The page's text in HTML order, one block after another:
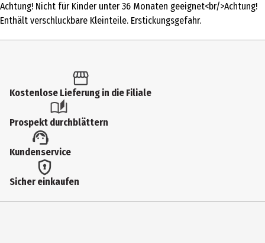
Produkttyp
Altersempfehlung ab
Altersempfehlung bis
99 Jahre
Anleitungssprache
Achtung! Nicht für Kinder unter 36 Monaten geeignet<br/>Achtung!
Enthält verschluckbare Kleinteile. Erstickungsgefahr.
Kostenlose Lieferung in die Filiale
Prospekt durchblättern
Kundenservice
Sicher einkaufen